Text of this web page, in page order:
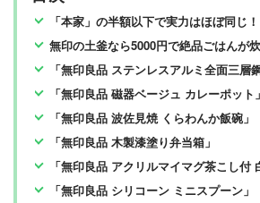
「本家」の半額以下で実力はほぼ同じ！
無印の土釜なら5000円で絶品ごはんが
「無印良品 ステンレスアルミ全面三層
「無印良品 磁器ベージュ カレーポット」
「無印良品 波佐見焼 くらわんか飯碗」
「無印良品 木製漆塗り弁当箱」
「無印良品 アクリルマイマグ茶こし付
「無印良品 シリコーン ミニスプーン」